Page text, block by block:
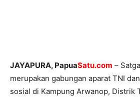
JAYAPURA, PapuaSatu.com –
merupakan gabungan aparat TNI
sosial di Kampung Arwanop, Distrik